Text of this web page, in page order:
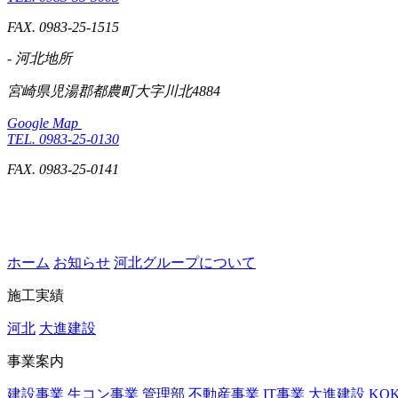
FAX. 0983-25-1515
- 河北地所
宮崎県児湯郡都農町大字川北4884
Google Map
TEL. 0983-25-0130
FAX. 0983-25-0141
ホーム お知らせ 河北グループについて
施工実績
河北 大進建設
事業案内
建設事業 生コン事業 管理部 不動産事業 IT事業 大進建設